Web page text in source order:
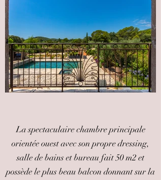
La spectaculaire chambre principale
orientée ouest avec son propre dressing,
salle de bains et bureau fait 50 m2 et
possède le plus beau balcon donnant sur la